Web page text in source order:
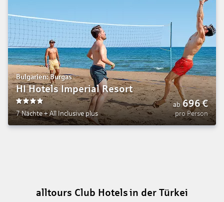
Bulgarien: Burgas
HI Hotels Imperial Resort
7 Nächte+All Inclusive plus
ab 696€
pro Person
alltours Club Hotels in der Türkei